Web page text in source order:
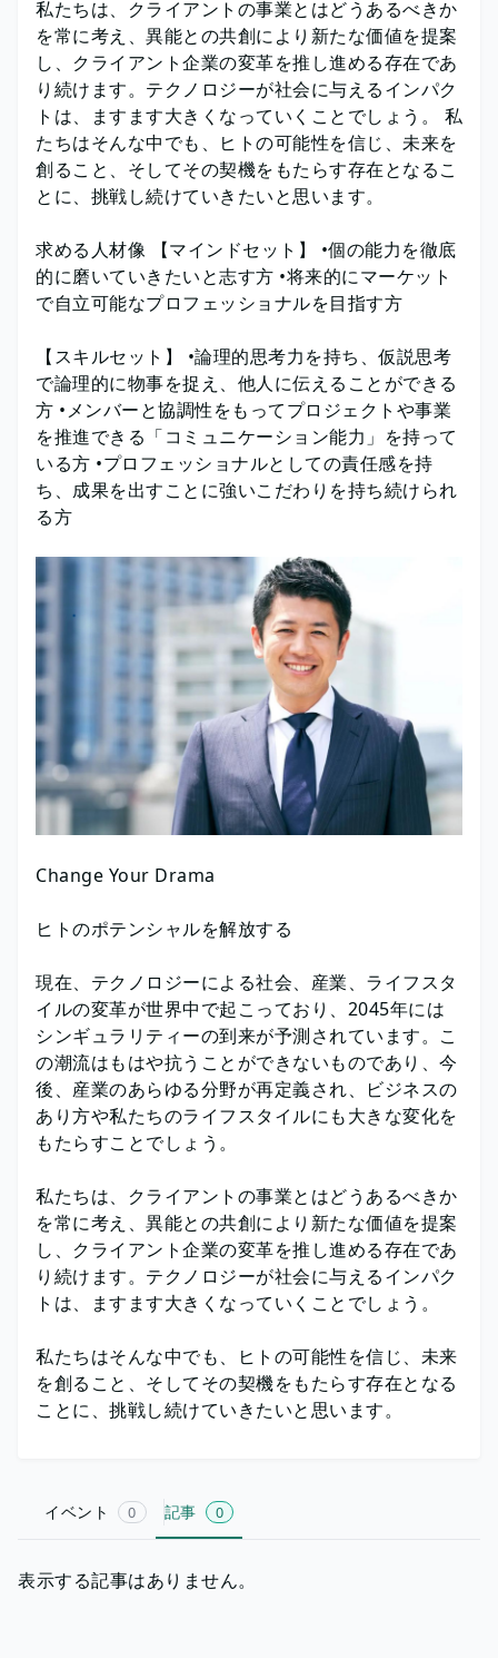
私たちは、クライアントの事業とはどうあるべきか
を常に考え、異能との共創により新たな価値を提案
し、クライアント企業の変革を推し進める存在であ
り続けます。テクノロジーが社会に与えるインパク
トは、ますます大きくなっていくことでしょう。 私
たちはそんな中でも、ヒトの可能性を信じ、未来を
創ること、そしてその契機をもたらす存在となるこ
とに、挑戦し続けていきたいと思います。
求める人材像 【マインドセット】 •個の能力を徹底
的に磨いていきたいと志す方 •将来的にマーケット
で自立可能なプロフェッショナルを目指す方
【スキルセット】 •論理的思考力を持ち、仮説思考
で論理的に物事を捉え、他人に伝えることができる
方 •メンバーと協調性をもってプロジェクトや事業
を推進できる「コミュニケーション能力」を持って
いる方 •プロフェッショナルとしての責任感を持
ち、成果を出すことに強いこだわりを持ち続けられ
る方
Change Your Drama
ヒトのポテンシャルを解放する
現在、テクノロジーによる社会、産業、ライフスタ
イルの変革が世界中で起こっており、2045年には
シンギュラリティーの到来が予測されています。こ
の潮流はもはや抗うことができないものであり、今
後、産業のあらゆる分野が再定義され、ビジネスの
あり方や私たちのライフスタイルにも大きな変化を
もたらすことでしょう。
私たちは、クライアントの事業とはどうあるべきか
を常に考え、異能との共創により新たな価値を提案
し、クライアント企業の変革を推し進める存在であ
り続けます。テクノロジーが社会に与えるインパク
トは、ますます大きくなっていくことでしょう。
私たちはそんな中でも、ヒトの可能性を信じ、未来
を創ること、そしてその契機をもたらす存在となる
ことに、挑戦し続けていきたいと思います。
イベント 0 記事 0
表示する記事はありません。